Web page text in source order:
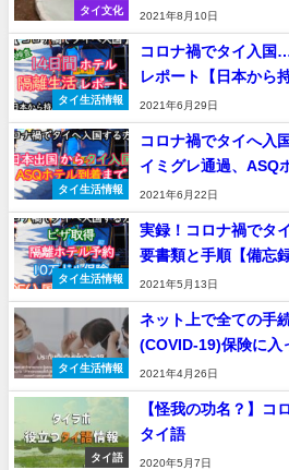
タイ文化
2021年8月10日
タイ生活情報
コロナ禍でタイ入国
レポート【日本から
2021年6月29日
タイ生活情報
コロナ禍でタイへ入
イミグレ通過、ASQ
2021年6月22日
タイ生活情報
実録！コロナ禍でタ
要書類と手順【備忘録
2021年5月13日
タイ生活情報
ネット上で全ての手
(COVID-19)保険に入
2021年4月26日
タイ語
【怪我の功名？】コ
タイ語
2020年5月7日